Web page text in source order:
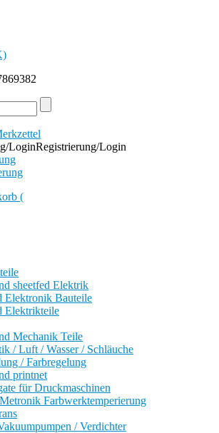
Registrierung/Login
(
sheetfed Elektrik
Elektronik Bauteile
Elektrikteile
Mechanik Teile
/ Luft / Wasser / Schläuche
/ Farbregelung
printnet
für Druckmaschinen
Farbwerktemperierung
/ Verdichter